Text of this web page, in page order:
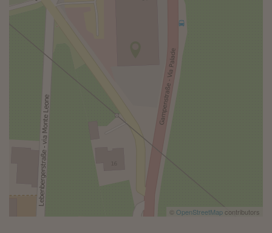
© OpenStreetMap contributors